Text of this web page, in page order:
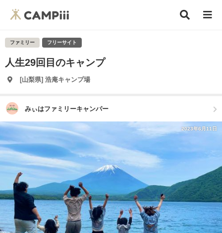
ファミリー フリーサイト
人生29回目のキャンプ
[山梨県] 浩庵キャンプ場
みぃはファミリーキャンパー
2023年6月11日